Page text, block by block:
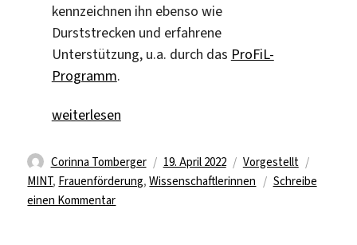
kennzeichnen ihn ebenso wie
Durststrecken und erfahrene
Unterstützung, u.a. durch das ProFiL-
Programm.
„„In der Schule fand ich Physik langweilig““
weiterlesen
Autor
Corinna Tomberger
Veröffentlicht
am
19. April 2022 Kategorien
Vorgestellt
MINT, Frauenförderung,Wissenschaftlerinnen
Schreibe
einen Kommentarzu